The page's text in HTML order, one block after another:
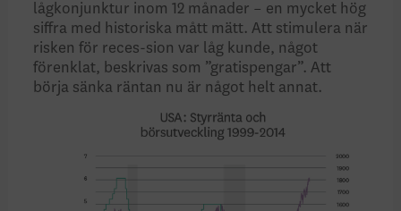
lågkonjunktur inom 12 månader – en mycket hög
siffra med historiska mått mätt. Att stimulera när
risken för reces-sion var låg kunde, något
förenklat, beskrivas som ”gratis­pengar”. Att
börja sänka räntan nu är något helt annat.